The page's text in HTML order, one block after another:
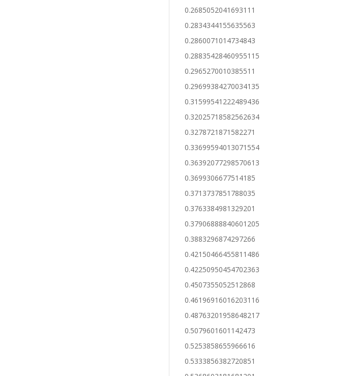
0.2685052041693111
0.2834344155635563
0.2860071014734843
0.28835428460955115
0.2965270010385511
0.29699384270034135
0.31599541222489436
0.32025718582562634
0.3278721871582271
0.33699594013071554
0.36392077298570613
0.3699306677514185
0.3713737851788035
0.3763384981329201
0.37906888840601205
0.3883296874297266
0.42150466455811486
0.42250950454702363
0.4507355052512868
0.46196916016203116
0.48763201958648217
0.5079601601142473
0.5253858655966616
0.5333856382720851